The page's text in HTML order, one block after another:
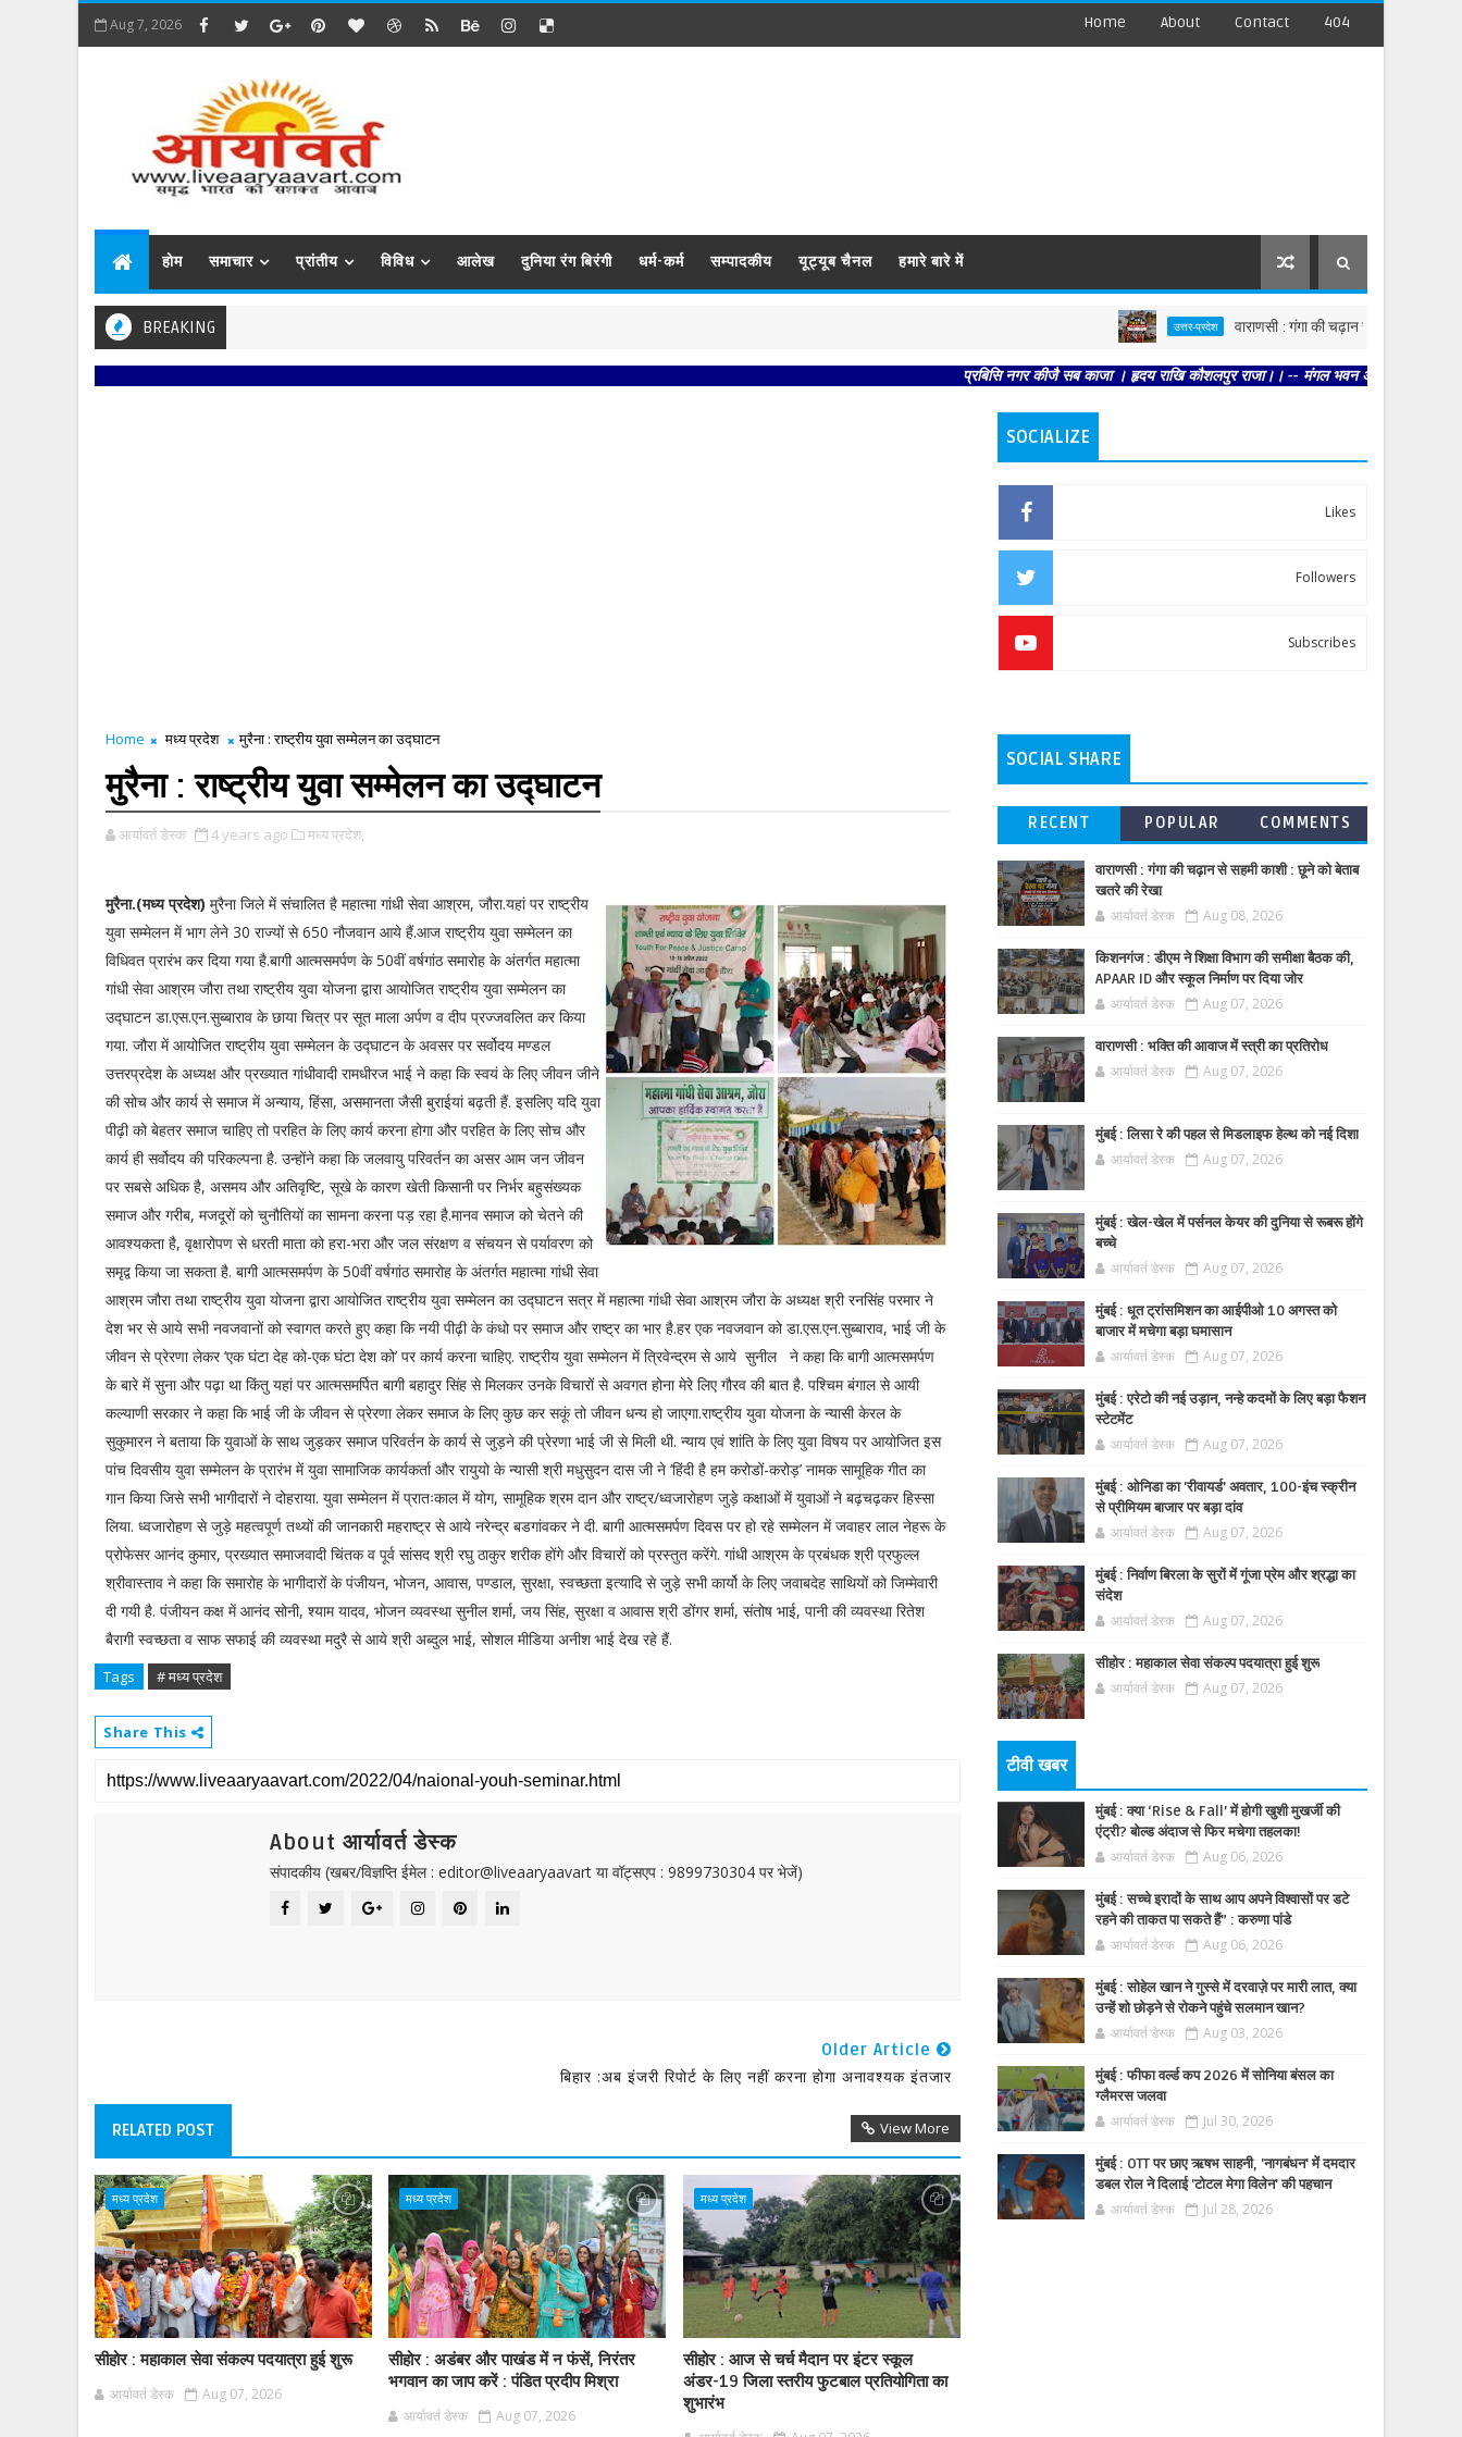
Aug 7, 2026 Home About Contact 404
होम समाचार प्रांतीय विविध आलेख दुनिया रंग बिरंगी धर्म-कर्म सम्पादकीय यूट्यूब चैनल हमारे बारे में
BREAKING उत्तर-प्रदेश वाराणसी : गंगा की चढ़ान से सहमी काशी : छूने को
प्रबिसि नगर कीजै सब काजा । हृदय राखि कौशलपुर राजा।। -- मंगल भवन अमंगल हारी। द्रवहु
Home मध्य प्रदेश मुरैना : राष्ट्रीय युवा सम्मेलन का उद्घाटन
मुरैना : राष्ट्रीय युवा सम्मेलन का उद्घाटन
आर्यावर्त डेस्क 4 years ago मध्य प्रदेश,
मुरैना.(मध्य प्रदेश) मुरैना जिले में संचालित है महात्मा गांधी सेवा आश्रम, जौरा.यहां पर राष्ट्रीय
युवा सम्मेलन में भाग लेने 30 राज्यों से 650 नौजवान आये हैं.आज राष्ट्रीय युवा सम्मेलन का
विधिवत प्रारंभ कर दिया गया है.बागी आत्मसमर्पण के 50वीं वर्षगांठ समारोह के अंतर्गत महात्मा
गांधी सेवा आश्रम जौरा तथा राष्ट्रीय युवा योजना द्वारा आयोजित राष्ट्रीय युवा सम्मेलन का
उद्घाटन डा.एस.एन.सुब्बाराव के छाया चित्र पर सूत माला अर्पण व दीप प्रज्जवलित कर किया
गया. जौरा में आयोजित राष्ट्रीय युवा सम्मेलन के उद्घाटन के अवसर पर सर्वोदय मण्डल
उत्तरप्रदेश के अध्यक्ष और प्रख्यात गांधीवादी रामधीरज भाई ने कहा कि स्वयं के लिए जीवन जीने
की सोच और कार्य से समाज में अन्याय, हिंसा, असमानता जैसी बुराईयां बढ़ती हैं. इसलिए यदि युवा
पीढ़ी को बेहतर समाज चाहिए तो परहित के लिए कार्य करना होगा और परहित के लिए सोच और
कार्य ही सर्वोदय की परिकल्पना है. उन्होंने कहा कि जलवायु परिवर्तन का असर आम जन जीवन
पर सबसे अधिक है, असमय और अतिवृष्टि, सूखे के कारण खेती किसानी पर निर्भर बहुसंख्यक
समाज और गरीब, मजदूरों को चुनौतियों का सामना करना पड़ रहा है.मानव समाज को चेतने की
आवश्यकता है, वृक्षारोपण से धरती माता को हरा-भरा और जल संरक्षण व संचयन से पर्यावरण को
समृद्व किया जा सकता है. बागी आत्मसमर्पण के 50वीं वर्षगांठ समारोह के अंतर्गत महात्मा गांधी सेवा
आश्रम जौरा तथा राष्ट्रीय युवा योजना द्वारा आयोजित राष्ट्रीय युवा सम्मेलन का उद्घाटन सत्र में महात्मा गांधी सेवा आश्रम जौरा के अध्यक्ष श्री रनसिंह परमार ने
देश भर से आये सभी नवजवानों को स्वागत करते हुए कहा कि नयी पीढ़ी के कंधो पर समाज और राष्ट्र का भार है.हर एक नवजवान को डा.एस.एन.सुब्बाराव, भाई जी के
जीवन से प्रेरणा लेकर ‘एक घंटा देह को-एक घंटा देश को’ पर कार्य करना चाहिए. राष्ट्रीय युवा सम्मेलन में त्रिवेन्द्रम से आये सुनील ने कहा कि बागी आत्मसमर्पण
के बारे में सुना और पढ़ा था किंतु यहां पर आत्मसमर्पित बागी बहादुर सिंह से मिलकर उनके विचारों से अवगत होना मेरे लिए गौरव की बात है. पश्चिम बंगाल से आयी
कल्याणी सरकार ने कहा कि भाई जी के जीवन से प्रेरणा लेकर समाज के लिए कुछ कर सकूं तो जीवन धन्य हो जाएगा.राष्ट्रीय युवा योजना के न्यासी केरल के
सुकुमारन ने बताया कि युवाओं के साथ जुड़कर समाज परिवर्तन के कार्य से जुड़ने की प्रेरणा भाई जी से मिली थी. न्याय एवं शांति के लिए युवा विषय पर आयोजित इस
पांच दिवसीय युवा सम्मेलन के प्रारंभ में युवा सामाजिक कार्यकर्ता और रायुयो के न्यासी श्री मधुसुदन दास जी ने ‘हिंदी है हम करोडों-करोड़’ नामक सामूहिक गीत का
गान किया जिसे सभी भागीदारों ने दोहराया. युवा सम्मेलन में प्रातःकाल में योग, सामूहिक श्रम दान और राष्ट्र/ध्वजारोहण जुड़े कक्षाओं में युवाओं ने बढ़चढ़कर हिस्सा
लिया. ध्वजारोहण से जुड़े महत्वपूर्ण तथ्यों की जानकारी महराष्ट्र से आये नरेन्द्र बडगांवकर ने दी. बागी आत्मसमर्पण दिवस पर हो रहे सम्मेलन में जवाहर लाल नेहरू के
प्रोफेसर आनंद कुमार, प्रख्यात समाजवादी चिंतक व पूर्व सांसद श्री रघु ठाकुर शरीक होंगे और विचारों को प्रस्तुत करेंगे. गांधी आश्रम के प्रबंधक श्री प्रफुल्ल
श्रीवास्ताव ने कहा कि समारोह के भागीदारों के पंजीयन, भोजन, आवास, पण्डाल, सुरक्षा, स्वच्छता इत्यादि से जुड़े सभी कार्यो के लिए जवाबदेह साथियों को जिम्मेवारी
दी गयी है. पंजीयन कक्ष में आनंद सोनी, श्याम यादव, भोजन व्यवस्था सुनील शर्मा, जय सिंह, सुरक्षा व आवास श्री डोंगर शर्मा, संतोष भाई, पानी की व्यवस्था रितेश
बैरागी स्वच्छता व साफ सफाई की व्यवस्था मदुरै से आये श्री अब्दुल भाई, सोशल मीडिया अनीश भाई देख रहे हैं.
Tags # मध्य प्रदेश
Share This
About आर्यावर्त डेस्क
संपादकीय (खबर/विज्ञप्ति ईमेल : editor@liveaaryaavart या वॉट्सएप : 9899730304 पर भेजें)
Older Article
बिहार :अब इंजरी रिपोर्ट के लिए नहीं करना होगा अनावश्यक इंतजार
RELATED POST View More
मध्य प्रदेश
सीहोर : महाकाल सेवा संकल्प पदयात्रा हुई शुरू
आर्यावर्त डेस्क Aug 07, 2026
मध्य प्रदेश
सीहोर : अडंबर और पाखंड में न फंसें, निरंतर
भगवान का जाप करें : पंडित प्रदीप मिश्रा
आर्यावर्त डेस्क Aug 07, 2026
मध्य प्रदेश
सीहोर : आज से चर्च मैदान पर इंटर स्कूल
अंडर-19 जिला स्तरीय फुटबाल प्रतियोगिता का
शुभारंभ
SOCIALIZE
Likes
Followers
Subscribes
SOCIAL SHARE
RECENT POPULAR COMMENTS
वाराणसी : गंगा की चढ़ान से सहमी काशी : छूने को बेताब
खतरे की रेखा
आर्यावर्त डेस्क Aug 08, 2026
किशनगंज : डीएम ने शिक्षा विभाग की समीक्षा बैठक की,
APAAR ID और स्कूल निर्माण पर दिया जोर
आर्यावर्त डेस्क Aug 07, 2026
वाराणसी : भक्ति की आवाज में स्त्री का प्रतिरोध
आर्यावर्त डेस्क Aug 07, 2026
मुंबई : लिसा रे की पहल से मिडलाइफ हेल्थ को नई दिशा
आर्यावर्त डेस्क Aug 07, 2026
मुंबई : खेल-खेल में पर्सनल केयर की दुनिया से रूबरू होंगे
बच्चे
आर्यावर्त डेस्क Aug 07, 2026
मुंबई : धूत ट्रांसमिशन का आईपीओ 10 अगस्त को
बाजार में मचेगा बड़ा घमासान
आर्यावर्त डेस्क Aug 07, 2026
मुंबई : एरेटो की नई उड़ान, नन्हे कदमों के लिए बड़ा फैशन
स्टेटमेंट
आर्यावर्त डेस्क Aug 07, 2026
मुंबई : ओनिडा का 'रीवायर्ड’ अवतार, 100-इंच स्क्रीन
से प्रीमियम बाजार पर बड़ा दांव
आर्यावर्त डेस्क Aug 07, 2026
मुंबई : निर्वाण बिरला के सुरों में गूंजा प्रेम और श्रद्धा का
संदेश
आर्यावर्त डेस्क Aug 07, 2026
सीहोर : महाकाल सेवा संकल्प पदयात्रा हुई शुरू
आर्यावर्त डेस्क Aug 07, 2026
टीवी खबर
मुंबई : क्या ‘Rise & Fall’ में होगी खुशी मुखर्जी की
एंट्री? बोल्ड अंदाज से फिर मचेगा तहलका!
आर्यावर्त डेस्क Aug 06, 2026
मुंबई : सच्चे इरादों के साथ आप अपने विश्वासों पर डटे
रहने की ताकत पा सकते हैं” : करुणा पांडे
आर्यावर्त डेस्क Aug 06, 2026
मुंबई : सोहेल खान ने गुस्से में दरवाज़े पर मारी लात, क्या
उन्हें शो छोड़ने से रोकने पहुंचे सलमान खान?
आर्यावर्त डेस्क Aug 03, 2026
मुंबई : फीफा वर्ल्ड कप 2026 में सोनिया बंसल का
ग्लैमरस जलवा
आर्यावर्त डेस्क Jul 30, 2026
मुंबई : OTT पर छाए ऋषभ साहनी, 'नागबंधन' में दमदार
डबल रोल ने दिलाई 'टोटल मेगा विलेन' की पहचान
आर्यावर्त डेस्क Jul 28, 2026